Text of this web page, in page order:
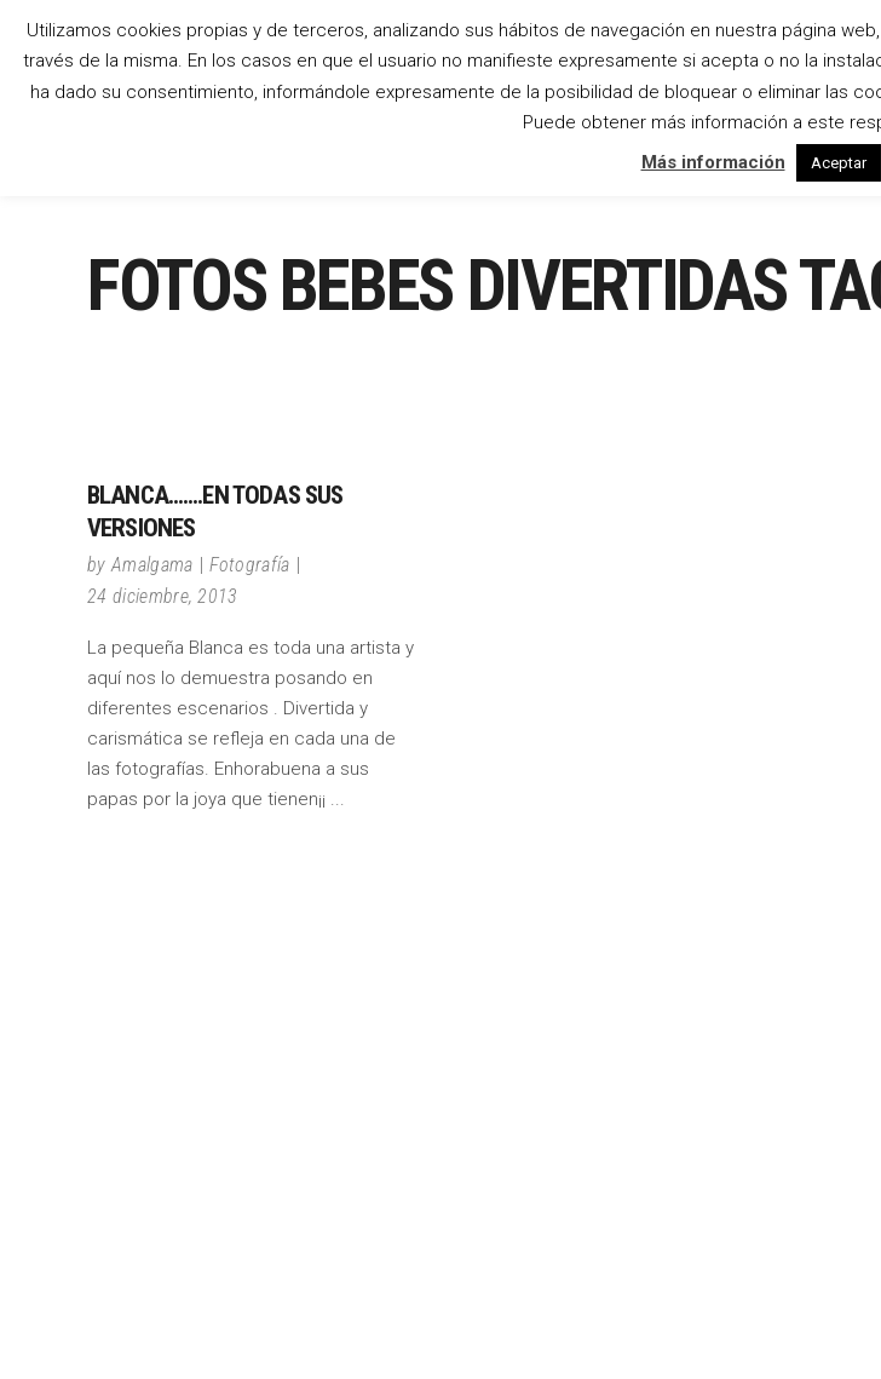
Inicio Bodas Estudio
FOTOS BEBES DIVERTIDAS
BLANCA…….EN TODAS SUS
VERSIONES
byAmalgama
Fotografía
24 diciembre, 2013
La pequeña Blanca es toda una artista y
aquí nos lo demuestra posando en
diferentes escenarios . Divertida y
carismática se refleja en cada una de
las fotografías. Enhorabuena a sus
papas por la joya que tienen¡¡
Utilizamos cookies propias y de terceros, analizando sus hábitos de navegación en nuestra página
través de la misma. En los casos en que el usuario no manifieste expresamente si acepta o no la
ha dado su consentimiento, informándole expresamente de la posibilidad de bloquear o eliminar las
Puede obtener más información a este
Más información
Aceptar